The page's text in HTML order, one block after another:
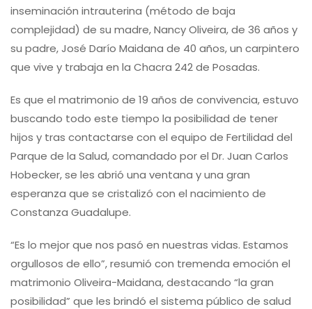
inseminación intrauterina (método de baja
complejidad) de su madre, Nancy Oliveira, de 36 años y
su padre, José Darío Maidana de 40 años, un carpintero
que vive y trabaja en la Chacra 242 de Posadas.
Es que el matrimonio de 19 años de convivencia, estuvo
buscando todo este tiempo la posibilidad de tener
hijos y tras contactarse con el equipo de Fertilidad del
Parque de la Salud, comandado por el Dr. Juan Carlos
Hobecker, se les abrió una ventana y una gran
esperanza que se cristalizó con el nacimiento de
Constanza Guadalupe.
“Es lo mejor que nos pasó en nuestras vidas. Estamos
orgullosos de ello”, resumió con tremenda emoción el
matrimonio Oliveira-Maidana, destacando “la gran
posibilidad” que les brindó el sistema público de salud